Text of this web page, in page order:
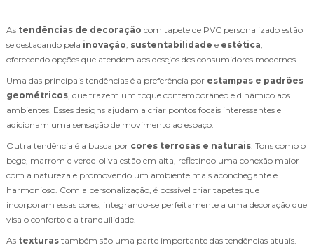
As tendências de decoração com tapete de PVC personalizado estão
se destacando pela inovação, sustentabilidade e estética,
oferecendo opções que atendem aos desejos dos consumidores modernos.
Uma das principais tendências é a preferência por estampas e padrões
geométricos, que trazem um toque contemporâneo e dinâmico aos
ambientes. Esses designs ajudam a criar pontos focais interessantes e
adicionam uma sensação de movimento ao espaço.
Outra tendência é a busca por cores terrosas e naturais. Tons como o
bege, marrom e verde-oliva estão em alta, refletindo uma conexão maior
com a natureza e promovendo um ambiente mais aconchegante e
harmonioso. Com a personalização, é possível criar tapetes que
incorporam essas cores, integrando-se perfeitamente a uma decoração que
visa o conforto e a tranquilidade.
As texturas também são uma parte importante das tendências atuais.